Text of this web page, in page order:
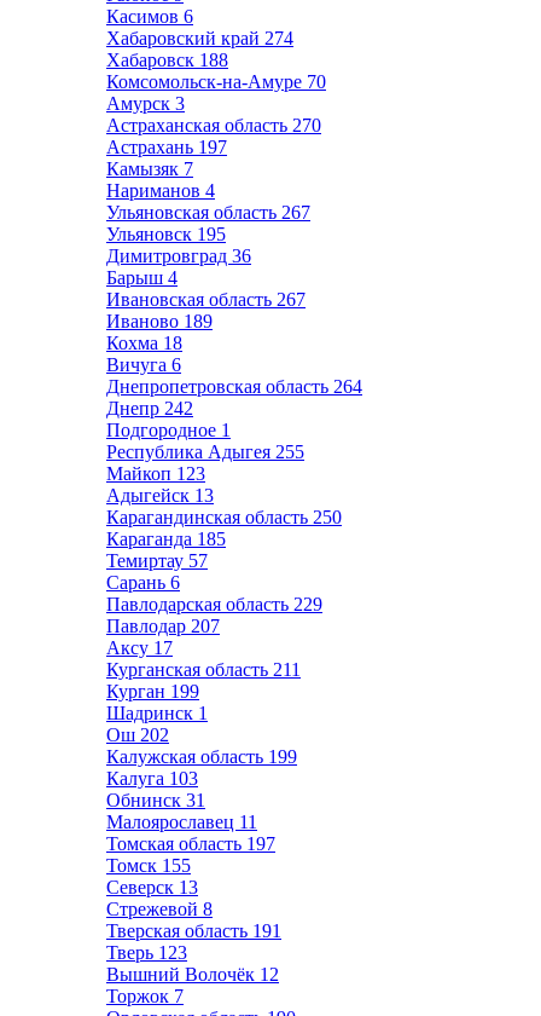
Касимов 6
Хабаровский край 274
Хабаровск 188
Комсомольск-на-Амуре 70
Амурск 3
Астраханская область 270
Астрахань 197
Камызяк 7
Нариманов 4
Ульяновская область 267
Ульяновск 195
Димитровград 36
Барыш 4
Ивановская область 267
Иваново 189
Кохма 18
Вичуга 6
Днепропетровская область 264
Днепр 242
Подгородное 1
Республика Адыгея 255
Майкоп 123
Адыгейск 13
Карагандинская область 250
Караганда 185
Темиртау 57
Сарань 6
Павлодарская область 229
Павлодар 207
Аксу 17
Курганская область 211
Курган 199
Шадринск 1
Ош 202
Калужская область 199
Калуга 103
Обнинск 31
Малоярославец 11
Томская область 197
Томск 155
Северск 13
Стрежевой 8
Тверская область 191
Тверь 123
Вышний Волочёк 12
Торжок 7